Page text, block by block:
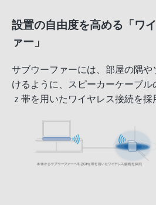
設置の自由度を高める「ワ
ァー」
サブウーファーには、部屋の隅や
けるように、スピーカーケーブル
ｚ帯を用いたワイヤレス接続を採